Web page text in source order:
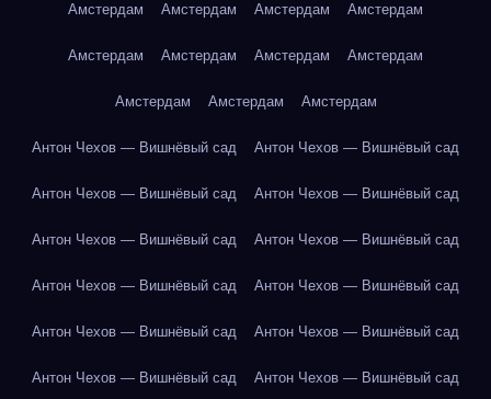
Амстердам Амстердам Амстердам Амстердам
Амстердам Амстердам Амстердам Амстердам
Амстердам Амстердам Амстердам
Антон Чехов — Вишнёвый сад Антон Чехов — Вишнёвый сад
Антон Чехов — Вишнёвый сад Антон Чехов — Вишнёвый сад
Антон Чехов — Вишнёвый сад Антон Чехов — Вишнёвый сад
Антон Чехов — Вишнёвый сад Антон Чехов — Вишнёвый сад
Антон Чехов — Вишнёвый сад Антон Чехов — Вишнёвый сад
Антон Чехов — Вишнёвый сад Антон Чехов — Вишнёвый сад